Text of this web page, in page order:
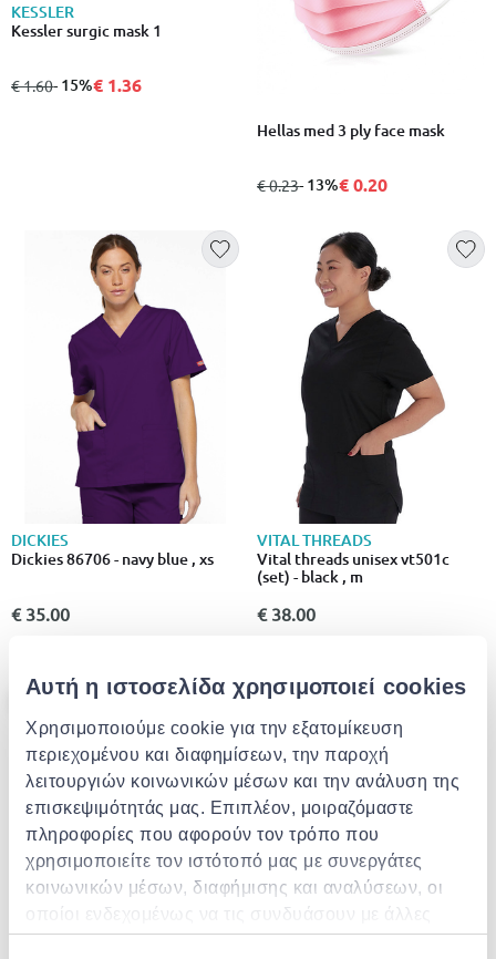
Αυτή η ιστοσελίδα χρησιμοποιεί cookies
Χρησιμοποιούμε cookie για την εξατομίκευση
περιεχομένου και διαφημίσεων, την παροχή
λειτουργιών κοινωνικών μέσων και την ανάλυση της
επισκεψιμότητάς μας. Επιπλέον, μοιραζόμαστε
πληροφορίες που αφορούν τον τρόπο που
χρησιμοποιείτε τον ιστότοπό μας με συνεργάτες
κοινωνικών μέσων, διαφήμισης και αναλύσεων, οι
οποίοι ενδεχομένως να τις συνδυάσουν με άλλες
πληροφορίες που τους έχετε παραχωρήσει ή τις
KESSLER
Kessler surgic mask 1
από
€ 1.60σε
- 15%€ 1.36
Hellas med 3 ply face mask
από
€ 0.23σε
- 13%€ 0.20
DICKIES
Dickies 86706 - navy blue , xs
€ 35.00
VITAL THREADS
Vital threads unisex vt501c
(set) - black , m
€ 38.00
- 13%